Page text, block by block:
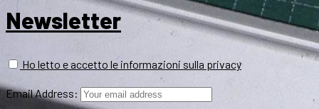
Newsletter
Ho letto e accetto le informazioni sulla privacy
Email Address: